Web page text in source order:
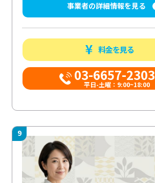
事業者の詳細情報を見る
料金を見る
03-6657-2303
平日-土曜：9:00~18:00
9